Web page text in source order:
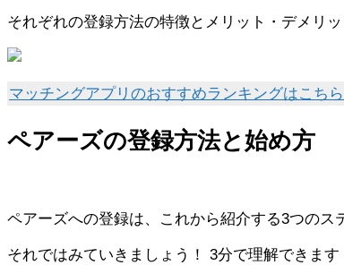
それぞれの登録方法の特徴とメリット・デメリ
マッチングアプリのおすすめランキングはこちら
ペアーズの登録方法と始め方
ペアーズへの登録は、これから紹介する3つのス
それではみていきましょう！ 3分で理解できます